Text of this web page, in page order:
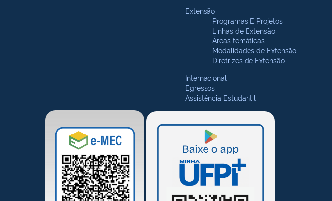
Extensão
Programas E Projetos
Linhas de Extensão
Áreas temáticas
Modalidades de Extensão
Diretrizes de Extensão
Internacional
Egressos
Assistência Estudantil